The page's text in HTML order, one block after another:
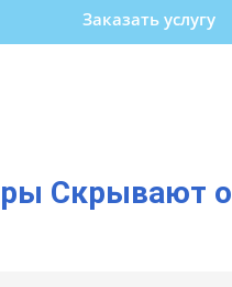
Заказать услугу
Скрывают о